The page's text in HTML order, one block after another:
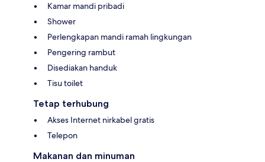
Kamar mandi pribadi
Shower
Perlengkapan mandi ramah lingkungan
Pengering rambut
Disediakan handuk
Tisu toilet
Tetap terhubung
Akses Internet nirkabel gratis
Telepon
Makanan dan minuman